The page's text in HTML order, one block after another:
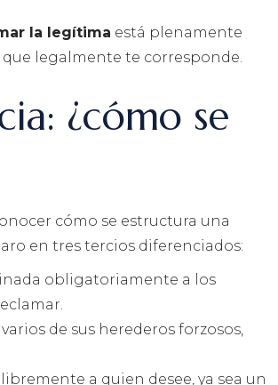
la legítima está plenamente
legalmente te corresponde.
¿cómo se
cómo se estructura una
en tres tercios diferenciados:
obligatoriamente a los
de sus herederos forzosos,
a quien desee, ya sea un